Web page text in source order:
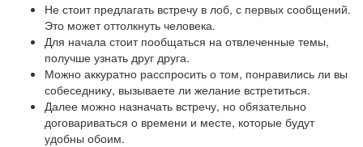
Не стоит предлагать встречу в лоб, с первых сообщений.
Это может оттолкнуть человека.
Для начала стоит пообщаться на отвлеченные темы,
получше узнать друг друга.
Можно аккуратно расспросить о том, понравились ли вы
собеседнику, вызываете ли желание встретиться.
Далее можно назначать встречу, но обязательно
договариваться о времени и месте, которые будут
удобны обоим.